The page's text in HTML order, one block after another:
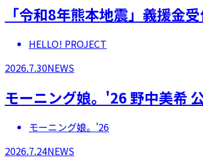
「令和8年熊本地震」義援金
HELLO! PROJECT
2026.7.30NEWS
モーニング娘。'26 野中美希
モーニング娘。'26
2026.7.24NEWS